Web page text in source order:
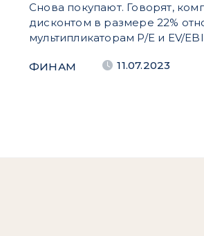
Снова покупают. Говорят,
дисконтом в размере 22%
мультипликаторам P/E и EV/
ФИНАМ 11.07.2023